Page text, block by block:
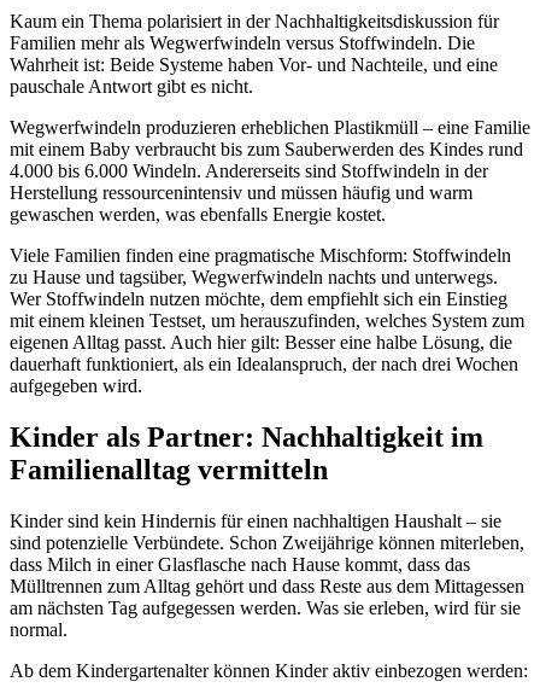
Kaum ein Thema polarisiert in der Nachhaltigkeitsdiskussion für
Familien mehr als Wegwerfwindeln versus Stoffwindeln. Die
Wahrheit ist: Beide Systeme haben Vor- und Nachteile, und eine
pauschale Antwort gibt es nicht.
Wegwerfwindeln produzieren erheblichen Plastikmüll – eine Familie
mit einem Baby verbraucht bis zum Sauberwerden des Kindes rund
4.000 bis 6.000 Windeln. Andererseits sind Stoffwindeln in der
Herstellung ressourcenintensiv und müssen häufig und warm
gewaschen werden, was ebenfalls Energie kostet.
Viele Familien finden eine pragmatische Mischform: Stoffwindeln
zu Hause und tagsüber, Wegwerfwindeln nachts und unterwegs.
Wer Stoffwindeln nutzen möchte, dem empfiehlt sich ein Einstieg
mit einem kleinen Testset, um herauszufinden, welches System zum
eigenen Alltag passt. Auch hier gilt: Besser eine halbe Lösung, die
dauerhaft funktioniert, als ein Idealanspruch, der nach drei Wochen
aufgegeben wird.
Kinder als Partner: Nachhaltigkeit im
Familienalltag vermitteln
Kinder sind kein Hindernis für einen nachhaltigen Haushalt – sie
sind potenzielle Verbündete. Schon Zweijährige können miterleben,
dass Milch in einer Glasflasche nach Hause kommt, dass das
Mülltrennen zum Alltag gehört und dass Reste aus dem Mittagessen
am nächsten Tag aufgegessen werden. Was sie erleben, wird für sie
normal.
Ab dem Kindergartenalter können Kinder aktiv einbezogen werden: